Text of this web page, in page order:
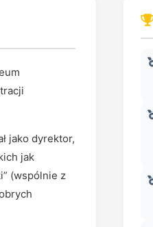
jako dyrektor,
jak
(wspólnie z